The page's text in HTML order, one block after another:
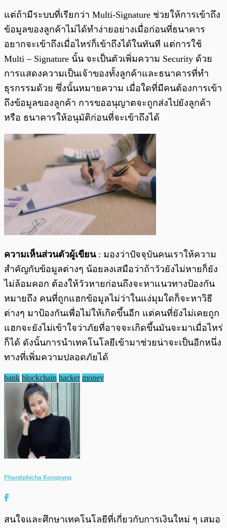
แต่ถ้ามีระบบที่เรียกว่า Multi-Signature ช่วยให้การเข้าถึง
ข้อมูลของลูกค้าไม่ได้ทำง่ายอย่างเมื่อก่อนที่ธนาคาร
อยากจะเข้าถึงเมื่อไหร่ก็เข้าถึงได้ในทันที แต่การใช้
Multi – Signature นั้น จะเป็นตัวเพิ่มความ Security ด้วย
การแสดงความเป็นเจ้าของทั้งลูกค้าและธนาคารที่ทำ
ธุรกรรมด้วย ซึ่งนั้นหมายความ เมื่อใดที่มีคนต้องการเข้า
ถึงข้อมูลของลูกค้า การขออนุญาตจะถูกส่งไปยังลูกค้า
หรือ ธนาคารให้อนุมัติก่อนที่จะเข้าถึงได้
ความเห็นส่วนตัวผู้เขียน : มองว่าปัจจุบันคนเราให้ความ
สำคัญกับข้อมูลต่างๆ น้อยลงเสมือว่าถ้าวัวยังไม่หายก็ยัง
ไม่ล้อมคอก ต้องให้วัวหายก่อนถึงจะหาแนวทางป้องกัน
หมายถึง คนที่ถูกแฮกข้อมูลไม่ว่าในแง่มุมใดก็จะหาวิธี
ต่างๆ มาป้องกันเพื่อไม่ให้เกิดขึ้นอีก แต่คนที่ยังไม่เคยถูก
แฮกจะยังไม่เข้าใจว่าภัยที่อาจจะเกิดขึ้นมันจะมาเมื่อไหร่
ก็ได้ ดังนั้นการนำเทคโนโลยีเข้ามาช่วยน่าจะเป็นอีกหนึ่ง
ทางที่เพิ่มความปลอดภัยได้
bank blockchain hacker money
Phanitphicha Kongsung
สนใจและศึกษาเทคโนโลยีที่เกี่ยวกับการเงินใหม่ ๆ เสมอ